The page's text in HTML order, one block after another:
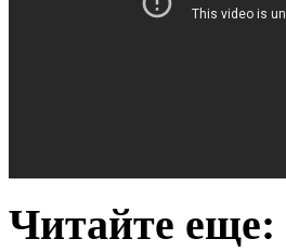
Читайте еще: